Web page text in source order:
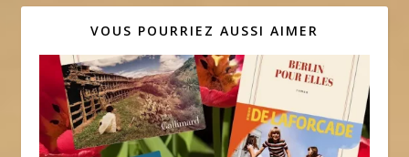
VOUS POURRIEZ AUSSI AIMER